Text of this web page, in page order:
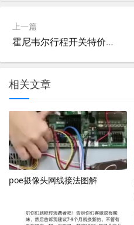
上一篇
霍尼韦尔行程开关特价型号
相关文章
poe摄像头网线接法图解